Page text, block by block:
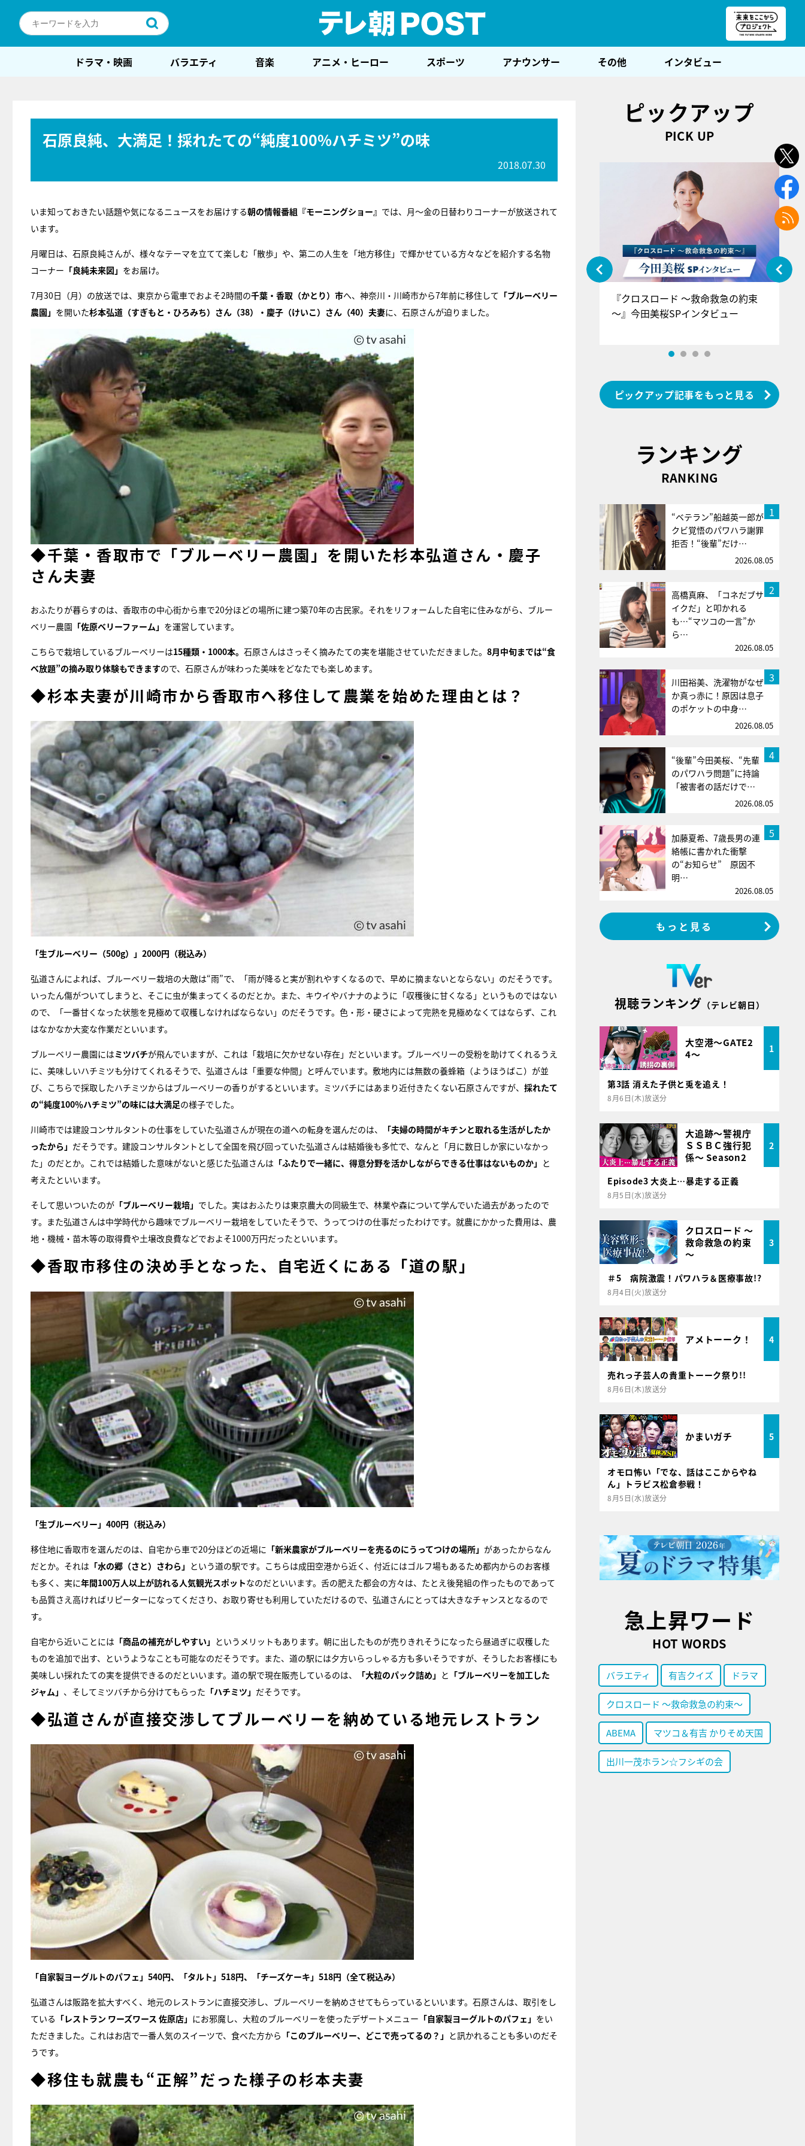
ドラマ・映画 バラエティ 音楽 アニメ・ヒーロー スポーツ アナウンサー その他 インタビュー
石原良純、大満足！採れたての“純度100%ハチミツ”の味
2018.07.30
いま知っておきたい話題や気になるニュースをお届けする朝の情報番組『モーニングショー』 では、月～金の日替わりコーナーが放送されて
います。
月曜日は、石原良純さんが、様々なテーマを立てて楽しむ「散歩」や、第二の人生を「地方移住」で輝かせている方々などを紹介する名物
コーナー 「良純未来図」 をお届け。
7月30日（月）の放送では、東京から電車でおよそ2時間の千葉・香取（かとり）市へ、神奈川・川崎市から7年前に移住して 「ブルーベリー
農園」 を開いた杉本弘道（すぎもと・ひろみち）さん（38）・慶子（けいこ）さん（40）夫妻に、石原さんが迫りました。
◆千葉・香取市で「ブルーベリー農園」を開いた杉本弘道さん・慶子
さん夫妻
おふたりが暮らすのは、香取市の中心街から車で20分ほどの場所に建つ築70年の古民家。それをリフォームした自宅に住みながら、ブルー
ベリー農園 「佐原ベリーファーム」 を運営しています。
こちらで栽培しているブルーベリーは15種類・1000本。 石原さんはさっそく摘みたての実を堪能させていただきました。 8月中旬までは“食
べ放題”の摘み取り体験もできますので、石原さんが味わった美味をどなたでも楽しめます。
◆杉本夫妻が川崎市から香取市へ移住して農業を始めた理由とは？
「生ブルーベリー（500g）」2000円（税込み）
弘道さんによれば、ブルーベリー栽培の大敵は“雨”で、「雨が降ると実が割れやすくなるので、早めに摘まないとならない」のだそうです。
いったん傷がついてしまうと、そこに虫が集まってくるのだとか。また、キウイやバナナのように「収穫後に甘くなる」というものではない
ので、「一番甘くなった状態を見極めて収穫しなければならない」のだそうです。色・形・硬さによって完熟を見極めなくてはならず、これ
はなかなか大変な作業だといいます。
ブルーベリー農園にはミツバチが飛んでいますが、これは「栽培に欠かせない存在」だといいます。ブルーベリーの受粉を助けてくれるうえ
に、美味しいハチミツも分けてくれるそうで、弘道さんは「重要な仲間」と呼んでいます。敷地内には無数の養蜂箱（ようほうばこ）が並
び、こちらで採取したハチミツからはブルーベリーの香りがするといいます。ミツバチにはあまり近付きたくない石原さんですが、 採れたて
の“純度100％ハチミツ”の味には大満足の様子でした。
川崎市では建設コンサルタントの仕事をしていた弘道さんが現在の道への転身を選んだのは、
「夫婦の時間がキチンと取れる生活がしたか
ったから」 だそうです。建設コンサルタントとして全国を飛び回っていた弘道さんは結婚後も多忙で、なんと「月に数日しか家にいなかっ
た」のだとか。これでは結婚した意味がないと感じた弘道さんは 「ふたりで一緒に、得意分野を活かしながらできる仕事はないものか」 と
考えたといいます。
そして思いついたのが 「ブルーベリー栽培」 でした。実はおふたりは東京農大の同級生で、林業や森について学んでいた過去があったので
す。また弘道さんは中学時代から趣味でブルーベリー栽培をしていたそうで、うってつけの仕事だったわけです。就農にかかった費用は、農
地・機械・苗木等の取得費や土壌改良費などでおよそ1000万円だったといいます。
◆香取市移住の決め手となった、自宅近くにある「道の駅」
「生ブルーベリー」400円（税込み）
移住地に香取市を選んだのは、自宅から車で20分ほどの近場に 「新米農家がブルーベリーを売るのにうってつけの場所」 があったからなん
だとか。それは 「水の郷（さと）さわら」 という道の駅です。こちらは成田空港から近く、付近にはゴルフ場もあるため都内からのお客様
も多く、実に年間100万人以上が訪れる人気観光スポットなのだといいます。舌の肥えた都会の方々は、たとえ後発組の作ったものであって
も品質さえ高ければリピーターになってくださり、お取り寄せも利用していただけるので、弘道さんにとっては大きなチャンスとなるので
す。
自宅から近いことには 「商品の補充がしやすい」 というメリットもあります。朝に出したものが売りきれそうになったら昼過ぎに収穫した
ものを追加で出す、というようなことも可能なのだそうです。また、道の駅には夕方いらっしゃる方も多いそうですが、そうしたお客様にも
美味しい採れたての実を提供できるのだといいます。道の駅で現在販売しているのは、
「大粒のパック詰め」 と 「ブルーベリーを加工した
ジャム」 、そしてミツバチから分けてもらった 「ハチミツ」 だそうです。
◆弘道さんが直接交渉してブルーベリーを納めている地元レストラン
「自家製ヨーグルトのパフェ」540円、「タルト」518円、「チーズケーキ」518円（全て税込み）
弘道さんは販路を拡大すべく、地元のレストランに直接交渉し、ブルーベリーを納めさせてもらっているといいます。石原さんは、取引をし
ている 「レストラン ワーズワース 佐原店」 にお邪魔し、大粒のブルーベリーを使ったデザートメニュー 「自家製ヨーグルトのパフェ」 をい
ただきました。これはお店で一番人気のスイーツで、食べた方から 「このブルーベリー、どこで売ってるの？」 と訊かれることも多いのだそ
うです。
◆移住も就農も“正解”だった様子の杉本夫妻
ピックアップ
PICK UP
『アイ＝ラブ！げーみんぐ』＝LOV
E齋藤樹愛羅＆佐々木舞香SPインタ
『クロスロード ～救命救急の約束
～』今田美桜SPインタビュー
ピックアップ記事をもっと見る
ランキング
RANKING
1
“ベテラン”船越英一郎が
クビ覚悟のパワハラ謝罪
拒否！“後輩”だけ…
2026.08.05
2
高橋真麻、「コネだブサ
イクだ」と叩かれる
も…“マツコの一言”か
ら…
2026.08.05
3
川田裕美、洗濯物がなぜ
か真っ赤に！原因は息子
のポケットの中身…
2026.08.05
4
“後輩”今田美桜、“先輩
のパワハラ問題”に持論
「被害者の話だけで…
2026.08.05
5
加藤夏希、7歳長男の連
絡帳に書かれた衝撃
の“お知らせ” 原因不
明…
2026.08.05
もっと見る
視聴ランキング （テレビ朝日）
大空港～GATE2
4～
1
第3話 消えた子供と兎を追え！
8月6日(木)放送分
大追跡～警視庁
ＳＳＢＣ強行犯
係～ Season2
2
Episode3 大炎上…暴走する正義
8月5日(水)放送分
クロスロード ～
救命救急の約束
～
3
＃5 病院激震！パワハラ＆医療事故!?
8月4日(火)放送分
アメトーーク！ 4
売れっ子芸人の貴重トーーク祭り!!
8月6日(木)放送分
かまいガチ 5
オモロ怖い「でな、話はここからやね
ん」トラビス松倉参戦！
8月5日(水)放送分
急上昇ワード
HOT WORDS
バラエティ 有吉クイズ ドラマ
クロスロード ～救命救急の約束～
ABEMA マツコ＆有吉 かりそめ天国
出川一茂ホラン☆フシギの会